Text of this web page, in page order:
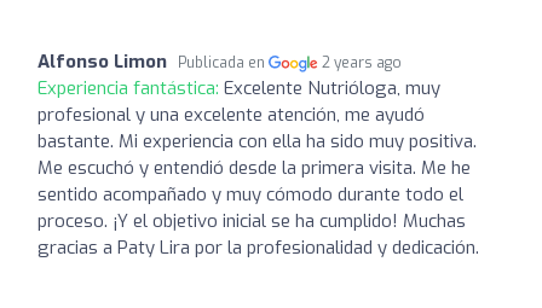
Alfonso Limon Publicada en 2 years ago
Experiencia fantástica: Excelente Nutrióloga, muy
profesional y una excelente atención, me ayudó
bastante. Mi experiencia con ella ha sido muy positiva.
Me escuchó y entendió desde la primera visita. Me he
sentido acompañado y muy cómodo durante todo el
proceso. ¡Y el objetivo inicial se ha cumplido! Muchas
gracias a Paty Lira por la profesionalidad y dedicación.